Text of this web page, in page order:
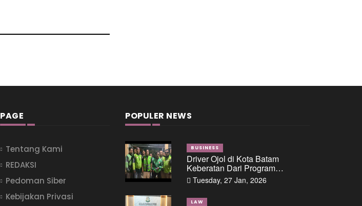
PAGE
Tentang Kami
REDAKSI
Pedoman Siber
Kebijakan Privasi
POPULER NEWS
BUSINESS
Driver Ojol di Kota Batam
Keberatan Dari Program
Perusahaan Transoprtasi Online
Tuesday, 27 Jan, 2026
LAW